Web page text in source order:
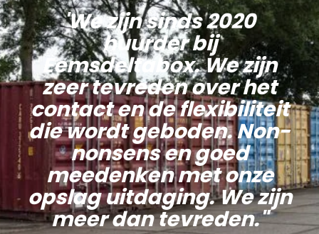
'We zijn sinds 2020
huurder bij
Eemsdeltabox. We zijn
zeer tevreden over het
contact en de flexibiliteit
die wordt geboden. Non-
nonsens en goed
meedenken met onze
opslag uitdaging. We zijn
meer dan tevreden."